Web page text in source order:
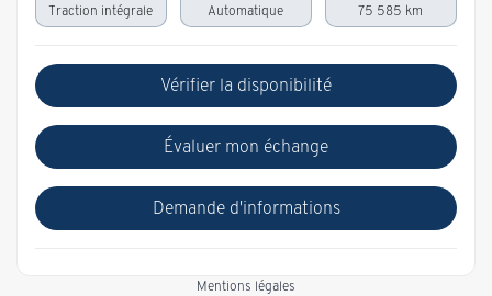
Traction intégrale Automatique 75 585 km
Vérifier la disponibilité
Évaluer mon échange
Demande d'informations
Mentions légales